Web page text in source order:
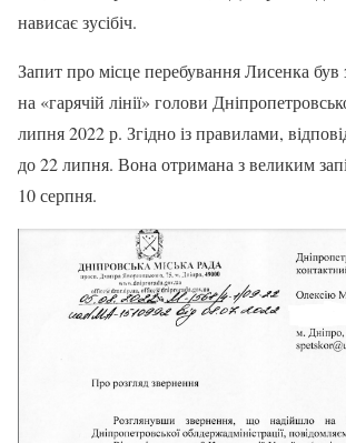
нависає зусібіч.
Запит про місце перебування Лисенка був
на «гарячій лінії» голови
липня 2022 р. Згідно із правилами,
до 22 липня. Вона отримана з великим
10 серпня.